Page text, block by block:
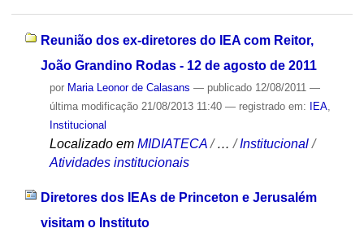
Reunião dos ex-diretores do IEA com Reitor,
João Grandino Rodas - 12 de agosto de 2011
por Maria Leonor de Calasans — publicado12/08/2011 —
última modificação21/08/2013 11:40 — registrado em: IEA,
Institucional
Localizado em MIDIATECA /…/Institucional /
Atividades institucionais
Diretores dos IEAs de Princeton e Jerusalém
visitam o Instituto